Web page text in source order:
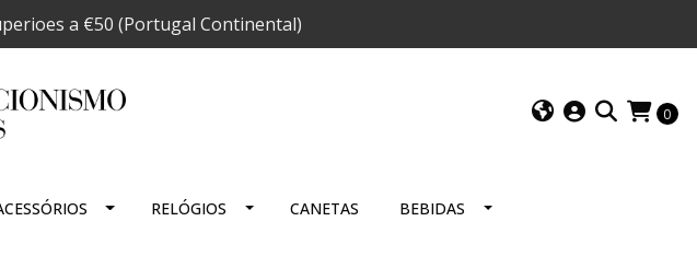
a €50 (Portugal Continental)
0
RELÓGIOS CANETAS BEBIDAS